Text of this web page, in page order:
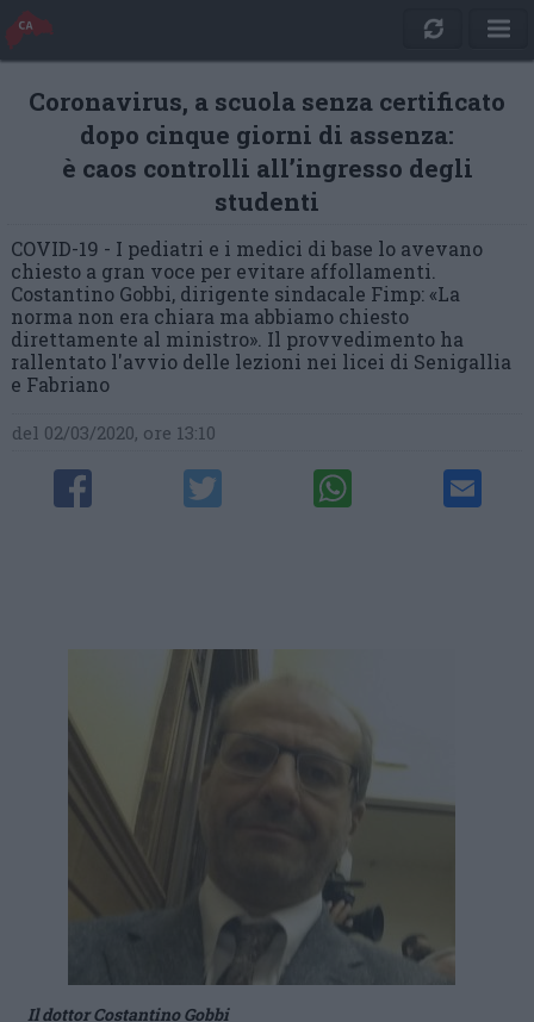
Coronavirus, a scuola senza certificato
dopo cinque giorni di assenza:
è caos controlli all’ingresso degli
studenti
COVID-19 - I pediatri e i medici di base lo avevano
chiesto a gran voce per evitare affollamenti.
Costantino Gobbi, dirigente sindacale Fimp: «La
norma non era chiara ma abbiamo chiesto
direttamente al ministro». Il provvedimento ha
rallentato l'avvio delle lezioni nei licei di Senigallia
e Fabriano
del 02/03/2020, ore 13:10
Il dottor Costantino Gobbi